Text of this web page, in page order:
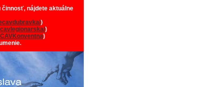
činnosť, nájdete aktuálne
)
)
)